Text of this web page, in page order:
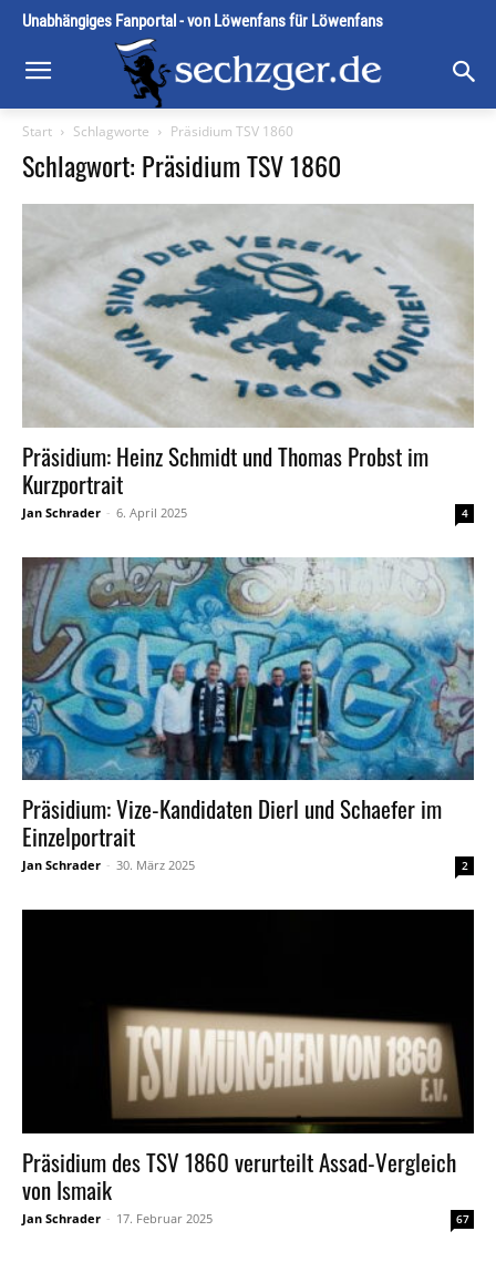
Unabhängiges Fanportal - von Löwenfans für Löwenfans
Start Schlagworte Präsidium TSV 1860
Schlagwort: Präsidium TSV 1860
Präsidium: Heinz Schmidt und Thomas Probst im
Kurzportrait
Jan Schrader - 6. April 2025 4
Präsidium: Vize-Kandidaten Dierl und Schaefer im
Einzelportrait
Jan Schrader - 30. März 2025 2
Präsidium des TSV 1860 verurteilt Assad-Vergleich
von Ismaik
Jan Schrader - 17. Februar 2025 67